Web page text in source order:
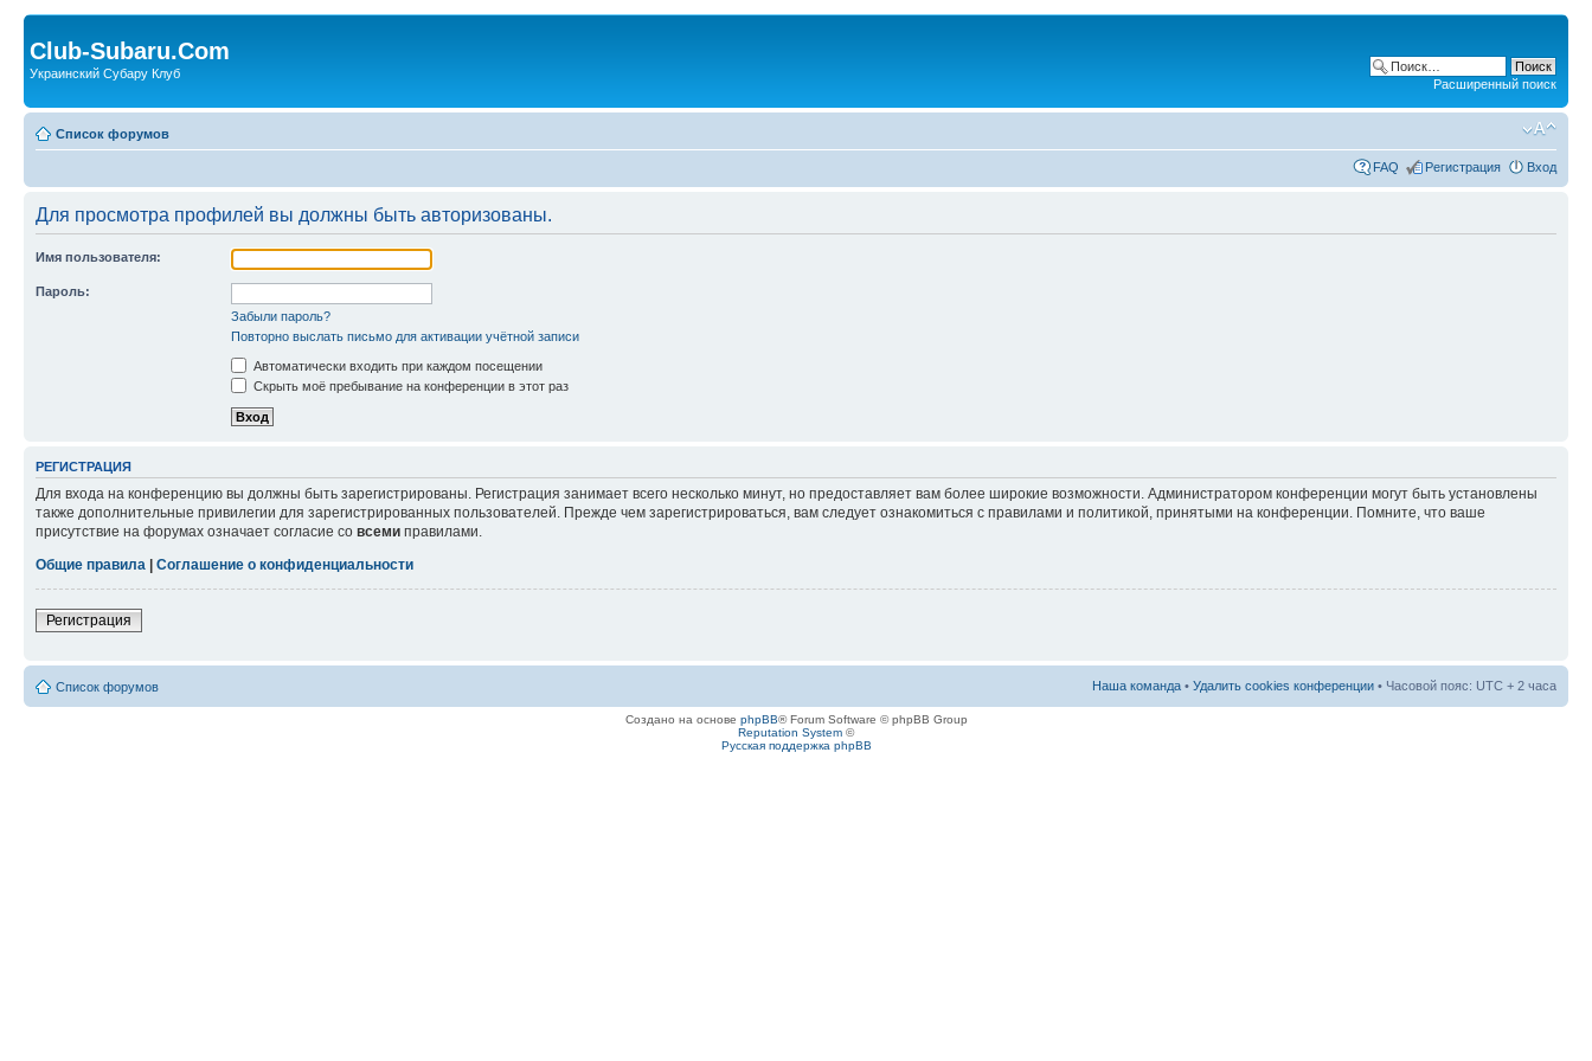
Club-Subaru.Com
Украинский Субару Клуб
Расширенный поиск
Список форумов
FAQ Регистрация Вход
Для просмотра профилей вы должны быть авторизованы.
Имя пользователя:
Пароль:
Забыли пароль?
Повторно выслать письмо для активации учётной записи
Автоматически входить при каждом посещении
Скрыть моё пребывание на конференции в этот раз
РЕГИСТРАЦИЯ
Для входа на конференцию вы должны быть зарегистрированы. Регистрация занимает всего несколько минут, но предоставляет вам более широкие возможности. Администратором конференции могут быть установлены
также дополнительные привилегии для зарегистрированных пользователей. Прежде чем зарегистрироваться, вам следует ознакомиться с правилами и политикой, принятыми на конференции. Помните, что ваше
присутствие на форумах означает согласие со всеми правилами.
Общие правила
Соглашение о конфиденциальности
Регистрация
Список форумов Наша команда • Удалить cookies конференции • Часовой пояс: UTC + 2 часа
Создано на основе phpBB® Forum Software © phpBB Group
Reputation System ©
Русская поддержка phpBB